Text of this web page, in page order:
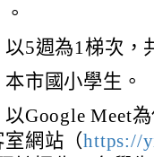
5週為1梯次，
市國小學生。
Google Meet
室網站（https://